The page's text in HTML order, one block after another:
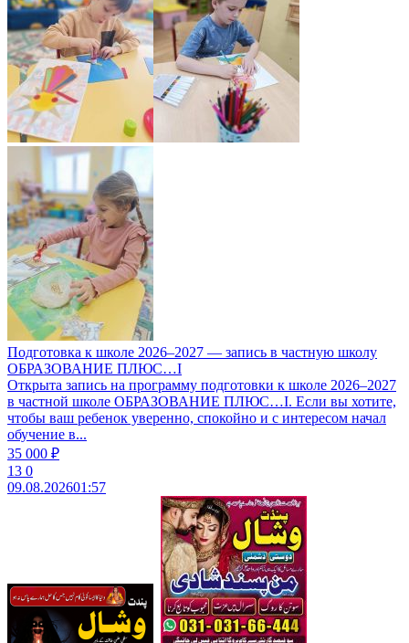
Подготовка к школе 2026–2027 — запись в частную школу
ОБРАЗОВАНИЕ ПЛЮС…I
Открыта запись на программу подготовки к школе 2026–2027
в частной школе ОБРАЗОВАНИЕ ПЛЮС…I. Если вы хотите,
чтобы ваш ребенок уверенно, спокойно и с интересом начал
обучение в...
35 000 ₽
13 0
09.08.202601:57